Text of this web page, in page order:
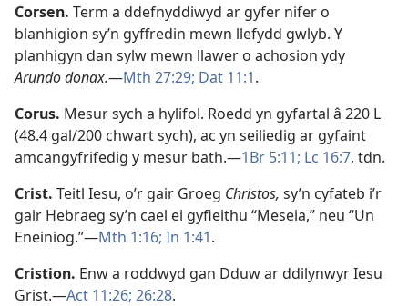
Corsen. Term a ddefnyddiwyd ar gyfer nifer o
blanhigion sy’n gyffredin mewn llefydd gwlyb. Y
planhigyn dan sylw mewn llawer o achosion ydy
Arundo donax.—Mth 27:29; Dat 11:1.
Corus. Mesur sych a hylifol. Roedd yn gyfartal â 220 L
(48.4 gal/200 chwart sych), ac yn seiliedig ar gyfaint
amcangyfrifedig y mesur bath.—1Br 5:11; Lc 16:7, tdn.
Crist. Teitl Iesu, o’r gair Groeg Christos, sy’n cyfateb i’r
gair Hebraeg sy’n cael ei gyfieithu “Meseia,” neu “Un
Eneiniog.”—Mth 1:16; In 1:41.
Cristion. Enw a roddwyd gan Dduw ar ddilynwyr Iesu
Grist.—Act 11:26; 26:28.